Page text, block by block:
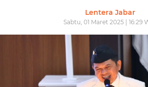
Lentera Jabar
Sabtu, 01 Maret 2025 | 16:29